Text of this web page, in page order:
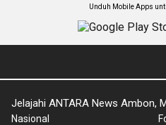
Unduh Mobile Apps
Jelajahi ANTARA News Ambon,
Nasional